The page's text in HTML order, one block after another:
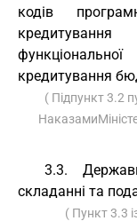
кодів
кредитування
( Підпункт 3.2
3.3.
складанні та
( Пункт 3.3